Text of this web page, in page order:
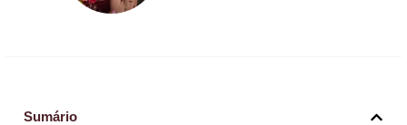
Sumário